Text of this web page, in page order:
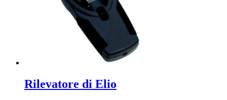
Rilevatore di Elio